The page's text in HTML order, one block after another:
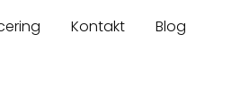
Kontakt Blog